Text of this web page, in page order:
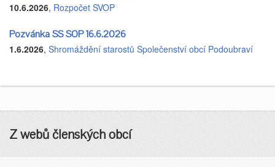
10.6.2026, Rozpočet SVOP
Pozvánka SS SOP 16.6.2026
1.6.2026, Shromáždění starostů Společenství obcí Podoubraví
Z webů členských obcí